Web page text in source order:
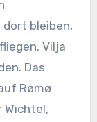
dort bleiben,
Vilja
Das
Rømø
Wichtel,